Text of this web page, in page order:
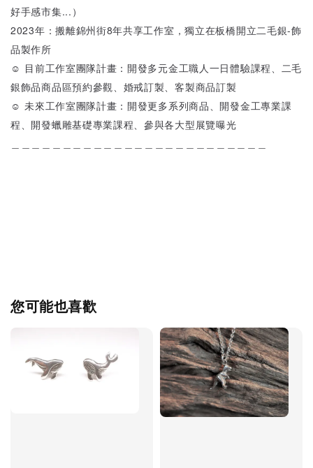
好手感市集...）
2023年：搬離錦州街8年共享工作室，獨立在板橋開立二毛銀-飾
品製作所
☺ 目前工作室團隊計畫：開發多元金工職人一日體驗課程、二毛
銀飾品商品區預約參觀、婚戒訂製、客製商品訂製
☺ 未來工作室團隊計畫：開發更多系列商品、開發金工專業課
程、開發蠟雕基礎專業課程、參與各大型展覽曝光
您可能也喜歡